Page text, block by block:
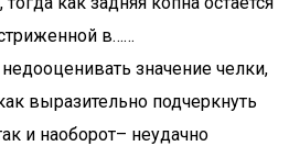
в……
значение челки,
выразительно подчеркнуть
и наоборот– неудачно